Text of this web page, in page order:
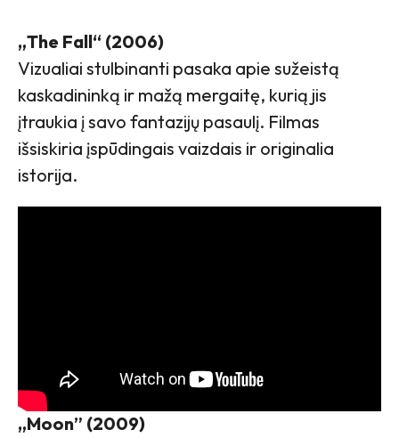
„The Fall“ (2006)
Vizualiai stulbinanti pasaka apie sužeistą
kaskadininką ir mažą mergaitę, kurią jis
įtraukia į savo fantazijų pasaulį. Filmas
išsiskiria įspūdingais vaizdais ir originalia
istorija.
„Moon” (2009)